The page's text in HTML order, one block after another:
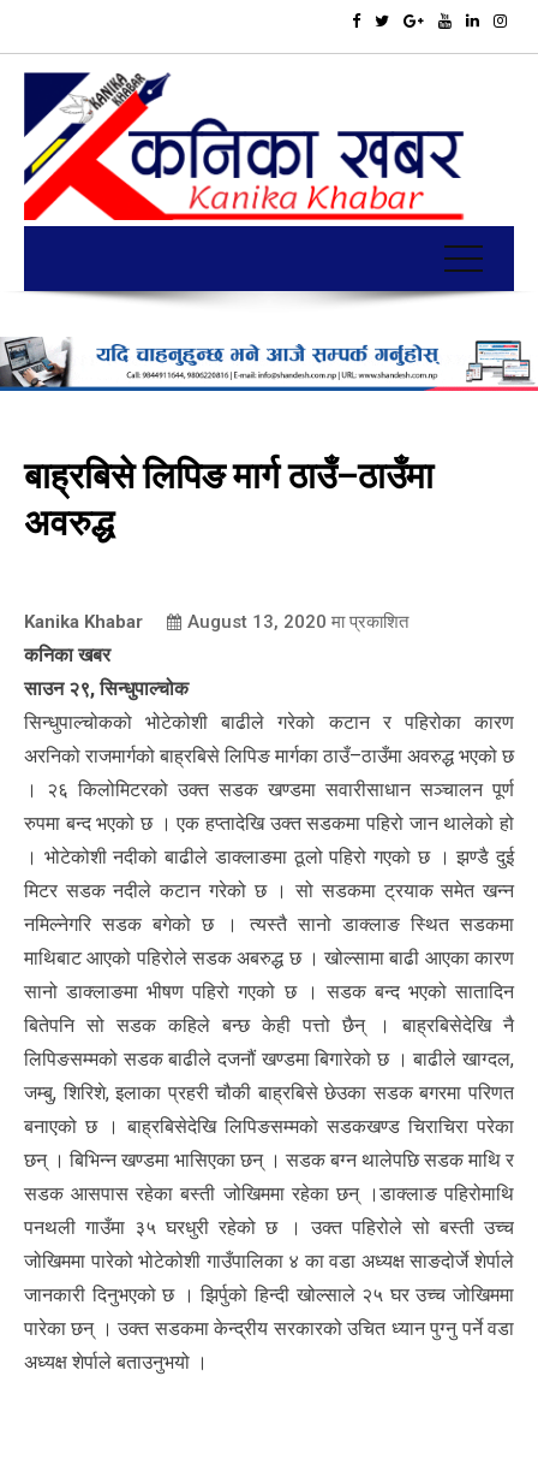
बाह्रबिसे लिपिङ मार्ग ठाउँ–ठाउँमा
अवरुद्ध
Kanika Khabar August 13, 2020 मा प्रकाशित
कनिका खबर
साउन २९, सिन्धुपाल्चोक
सिन्धुपाल्चोकको भोटेकोशी बाढीले गरेको कटान र पहिरोका कारण
अरनिको राजमार्गको बाह्रबिसे लिपिङ मार्गका ठाउँ–ठाउँमा अवरुद्ध भएको छ
। २६ किलोमिटरको उक्त सडक खण्डमा सवारीसाधान सञ्चालन पूर्ण
रुपमा बन्द भएको छ । एक हप्तादेखि उक्त सडकमा पहिरो जान थालेको हो
। भोटेकोशी नदीको बाढीले डाक्लाङमा ठूलो पहिरो गएको छ । झण्डै दुई
मिटर सडक नदीले कटान गरेको छ । सो सडकमा ट्रयाक समेत खन्न
नमिल्नेगरि सडक बगेको छ । त्यस्तै सानो डाक्लाङ स्थित सडकमा
माथिबाट आएको पहिरोले सडक अबरुद्ध छ । खोल्सामा बाढी आएका कारण
सानो डाक्लाङमा भीषण पहिरो गएको छ । सडक बन्द भएको सातादिन
बितेपनि सो सडक कहिले बन्छ केही पत्तो छैन् । बाह्रबिसेदेखि नै
लिपिङसम्मको सडक बाढीले दजनौं खण्डमा बिगारेको छ । बाढीले खाग्दल,
जम्बु, शिरिशे, इलाका प्रहरी चौकी बाह्रबिसे छेउका सडक बगरमा परिणत
बनाएको छ । बाह्रबिसेदेखि लिपिङसम्मको सडकखण्ड चिराचिरा परेका
छन् । बिभिन्न खण्डमा भासिएका छन् । सडक बग्न थालेपछि सडक माथि र
सडक आसपास रहेका बस्ती जोखिममा रहेका छन् ।डाक्लाङ पहिरोमाथि
पनथली गाउँमा ३५ घरधुरी रहेको छ । उक्त पहिरोले सो बस्ती उच्च
जोखिममा पारेको भोटेकोशी गाउँपालिका ४ का वडा अध्यक्ष साङदोर्जे शेर्पाले
जानकारी दिनुभएको छ । झिर्पुको हिन्दी खोल्साले २५ घर उच्च जोखिममा
पारेका छन् । उक्त सडकमा केन्द्रीय सरकारको उचित ध्यान पुग्नु पर्ने वडा
अध्यक्ष शेर्पाले बताउनुभयो ।